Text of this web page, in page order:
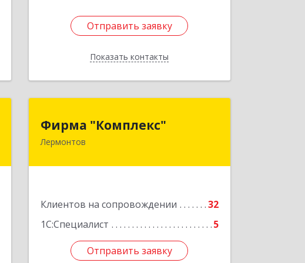
Отправить заявку
Показать контакты
Отправить заявку
Назад
Фирма "Комплекс"
Лермонтов
Клиентов на сопровождении
32
1С:Специалист
5
Отправить заявку
357348, Ставропольский край,
Подробнее
Отправить заявку